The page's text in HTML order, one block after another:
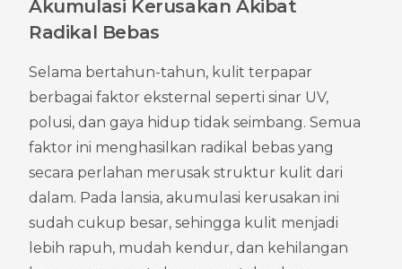
Akumulasi Kerusakan Akibat
Radikal Bebas
Selama bertahun-tahun, kulit terpapar
berbagai faktor eksternal seperti sinar UV,
polusi, dan gaya hidup tidak seimbang. Semua
faktor ini menghasilkan radikal bebas yang
secara perlahan merusak struktur kulit dari
dalam. Pada lansia, akumulasi kerusakan ini
sudah cukup besar, sehingga kulit menjadi
lebih rapuh, mudah kendur, dan kehilangan